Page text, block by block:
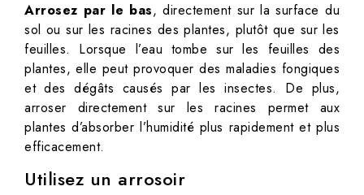
Arrosez par le bas, directement sur la surface du
sol ou sur les racines des plantes, plutôt que sur les
feuilles. Lorsque l’eau tombe sur les feuilles des
plantes, elle peut provoquer des maladies fongiques
et des dégâts causés par les insectes. De plus,
arroser directement sur les racines permet aux
plantes d’absorber l’humidité plus rapidement et plus
efficacement.
Utilisez un arrosoir